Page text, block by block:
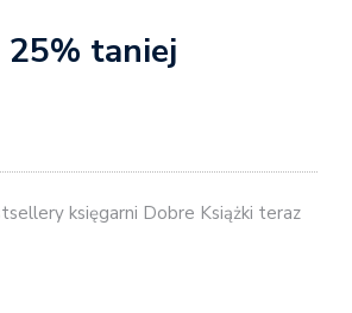
taniej
księgarni Dobre Książki teraz